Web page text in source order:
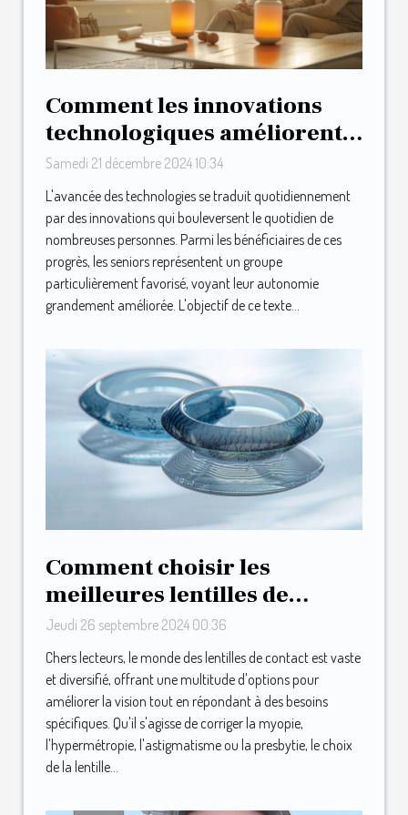
Comment les innovations
technologiques améliorent
l'autonomie des seniors
Samedi 21 décembre 2024 10:34
L'avancée des technologies se traduit quotidiennement
par des innovations qui bouleversent le quotidien de
nombreuses personnes. Parmi les bénéficiaires de ces
progrès, les seniors représentent un groupe
particulièrement favorisé, voyant leur autonomie
grandement améliorée. L'objectif de ce texte...
Comment choisir les
meilleures lentilles de
contact pour vos besoins
Jeudi 26 septembre 2024 00:36
Chers lecteurs, le monde des lentilles de contact est vaste
et diversifié, offrant une multitude d'options pour
améliorer la vision tout en répondant à des besoins
spécifiques. Qu'il s'agisse de corriger la myopie,
l'hypermétropie, l'astigmatisme ou la presbytie, le choix
de la lentille...